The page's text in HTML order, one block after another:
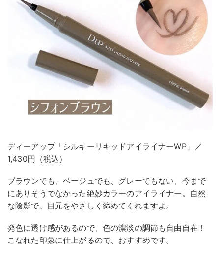
ディーアップ「シルキーリキッドアイライナーWP」／
1,430円（税込）
ブラウンでも、ベージュでも、グレーでもない、今まで
にありそうでなかった絶妙カラーのアイライナー。自然
な陰影で、目元をやさしく締めてくれますよ。
発色に透け感があるので、色の濃淡の調節も自由自在！
こなれた印象に仕上がるので、おすすめです。